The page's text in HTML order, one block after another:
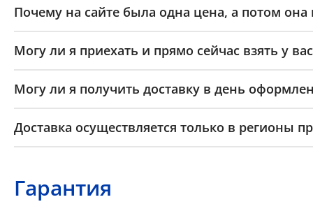
Почему на сайте была одна цена, а потом она
Могу ли я приехать и прямо сейчас взять у
Могу ли я получить доставку в день
Доставка осуществляется только в регионы
Гарантия